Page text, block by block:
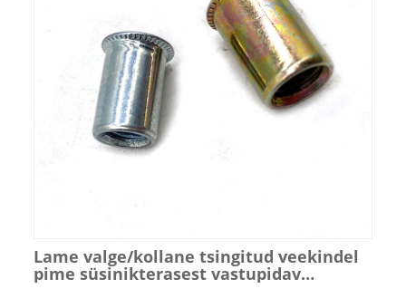
Lame valge/kollane tsingitud veekindel
pime süsinikterasest vastupidav